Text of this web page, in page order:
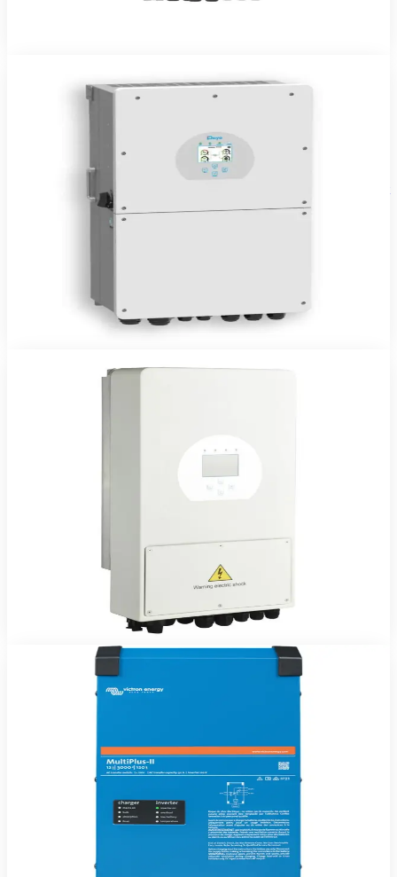
Onduleurs & Chargeurs
Onduleur Hybride DEYE 10kW 48V Triphasé
Onduleur hybride Deye 10 kW triphasé — solaire, batterie, réseau et
groupe gérés automatiquement.
Voir le produit
Onduleur hybride Deye 3,6 kW monophasé — solaire, batterie,
Commander sur WhatsApp
En stock
Onduleurs & Chargeurs
Victron MultiPlus-II 48 V / 5000 VA — onduleur-chargeur sinus
pur avec basculement automatique.